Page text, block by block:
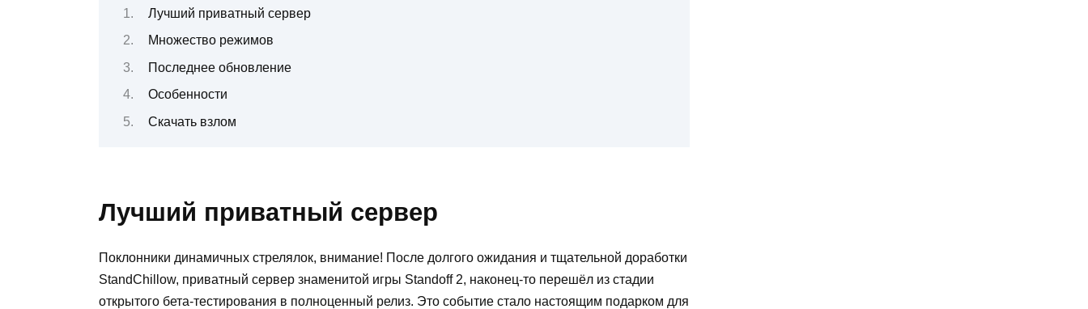
Лучший приватный сервер
Множество режимов
Последнее обновление
Особенности
Скачать взлом
Лучший приватный сервер
Поклонники динамичных стрелялок, внимание! После долгого ожидания и тщательной доработки
StandChillow, приватный сервер знаменитой игры Standoff 2, наконец-то перешёл из стадии
открытого бета-тестирования в полноценный релиз. Это событие стало настоящим подарком для